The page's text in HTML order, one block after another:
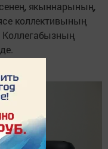
якыннарының,
коллективының